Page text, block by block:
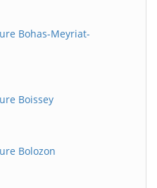
Bohas-Meyriat-
Boissey
Bolozon